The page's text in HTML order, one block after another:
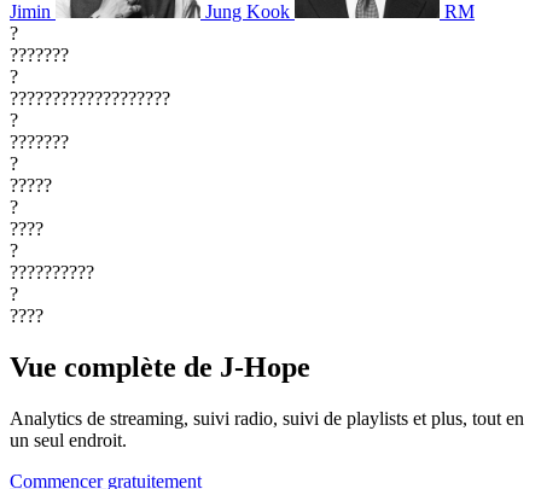
Jimin Jung Kook
RM
?
???????
?
???????????????????
?
???????
?
?????
?
????
?
??????????
?
????
Vue complète de J-Hope
Analytics de streaming, suivi radio, suivi de playlists et plus, tout en
un seul endroit.
Commencer gratuitement